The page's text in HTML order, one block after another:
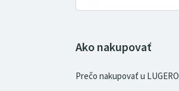
Ako nakupovať
Prečo nakupovať u LUGERO